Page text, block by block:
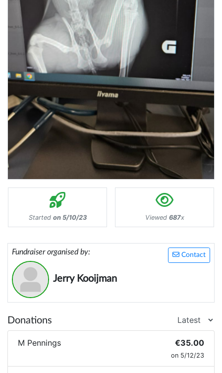
Started on 5/10/23 Viewed 687x
Contact
Fundraiser organised by:
Jerry Kooijman
Donations
M Pennings €35.00
on 5/12/23